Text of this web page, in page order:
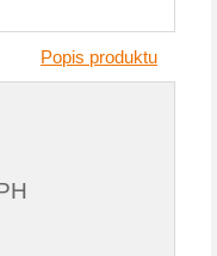
Popis produktu